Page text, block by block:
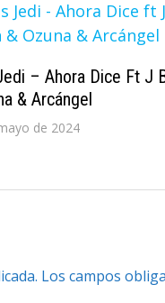
– Ahora Dice Ft J
& Arcángel
de 2024
Los campos